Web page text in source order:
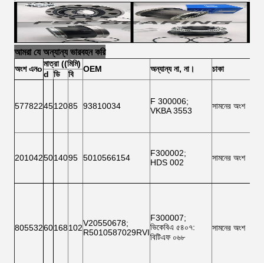
আমরা যে অন্যান্য ভারবহন করি
অংশ এনo
মাত্রা ((মিমি)
OEM অন্যান্য না, না। চাকা
d ডি বি
5778224512085 93810034 F 300006;
VKBA 3553
সামনের অংশ
2010425014095 5010566154 F300002;
HDS 002
সামনের অংশ
80553260168102V20550678;
R5010587029RVI
F300007;
ভিকেবিএ ৫৪০৭:
বিটিএফ ০৬৮
সামনের অংশ